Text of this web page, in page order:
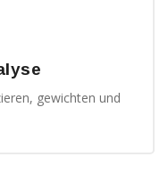
gewichten und